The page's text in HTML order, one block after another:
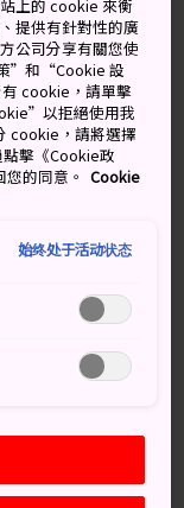
靜謐寺
地。這裡是宇田
「門跡」指的是
上的 cookie 來衡
提供有針對性的廣
公司分享有關您使
”和“Cookie 設
cookie，請單擊
以拒絕使用我
cookie，請將選擇
擊《Cookie政
的同意。 Cookie
始终处于活动状态